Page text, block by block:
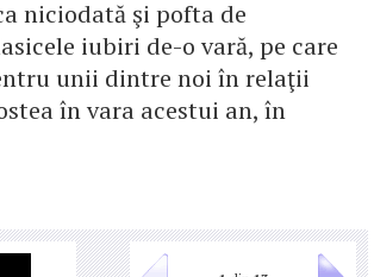
niciodată şi pofta de
iubiri de-o vară, pe care
unii dintre noi în relaţii
în vara acestui an, în